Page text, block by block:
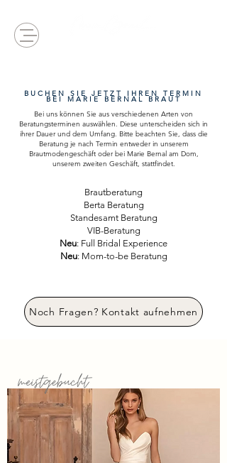
BUCHEN SIE JETZT IHREN TERMIN
BEI MARIE BERNAL BRAUT
Bei uns können Sie aus verschiedenen Arten von
Beratungsterminen auswählen. Diese unterscheiden sich in
ihrer Dauer und dem Umfang. ​Bitte beachten Sie, dass die
Beratung je nach Termin entweder in unserem
Brautmodengeschäft oderbeiMarie Bernal am Dom,
unserem zweiten Geschäft, stattfindet.
Brautberatung
Berta Beratung
Standesamt Beratung
VIB-Beratung
Neu: Full Bridal Experience
Neu: Mom-to-be Beratung
Noch Fragen? Kontakt aufnehmen